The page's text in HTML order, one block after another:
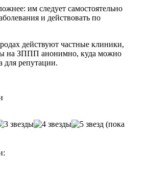
им следует самостоятельно
и действовать по
действуют частные клиники,
на ЗППП анонимно, куда можно
для репутации.
(пока